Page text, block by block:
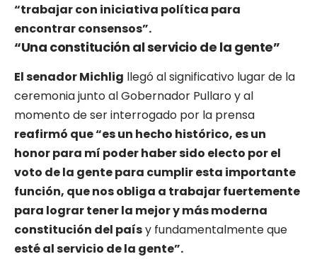
“trabajar con iniciativa política para
encontrar consensos”.
“Una constitución al servicio de la gente”
El senador Michlig llegó al significativo lugar de la
ceremonia junto al Gobernador Pullaro y al
momento de ser interrogado por la prensa
reafirmó que “es un hecho histórico, es un
honor para mí poder haber sido electo por el
voto de la gente para cumplir esta importante
función, que nos obliga a trabajar fuertemente
para lograr tener la mejor y más moderna
constitución del paísy fundamentalmente que
esté al servicio de la gente”.